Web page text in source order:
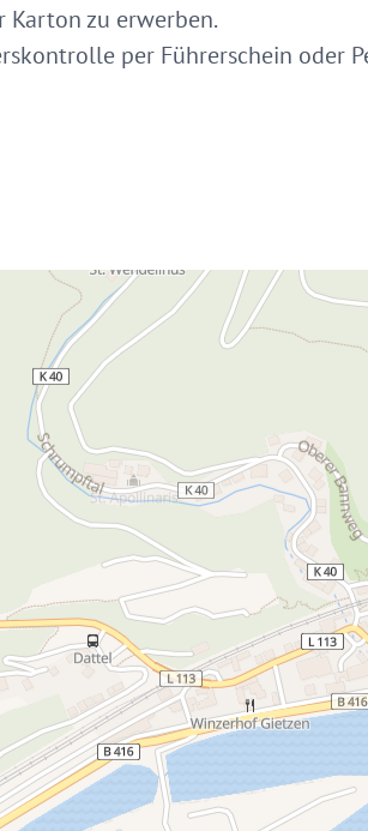
Karton zu erwerben.
per Führerschein oder